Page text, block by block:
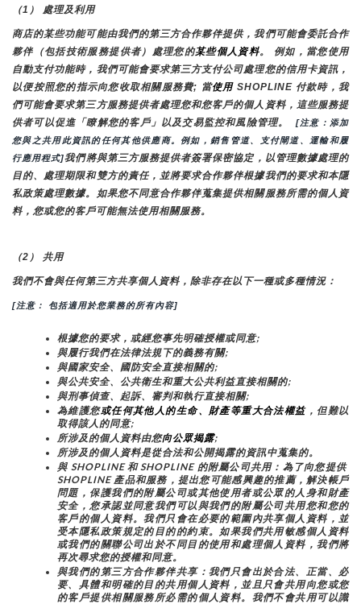
（1） 處理及利用
商店的某些功能可能由我們的第三方合作夥伴提供，我們可能會委託合作
夥伴（包括技術服務提供者）處理您的某些個人資料。 例如，當您使用
自動支付功能時，我們可能會要求第三方支付公司處理您的信用卡資訊，
以便按照您的指示向您收取相關服務費; 當使用 SHOPLINE 付款時，我
們可能會要求第三方服務提供者處理您和您客戶的個人資料，這些服務提
供者可以促進「瞭解您的客戶」以及交易監控和風險管理。
[注意：添加
您與之共用此資訊的任何其他供應商。例如，銷售管道、支付閘道、運輸和履
行應用程式]我們將與第三方服務提供者簽署保密協定，以管理數據處理的
目的、處理期限和雙方的責任，並將要求合作夥伴根據我們的要求和本隱
私政策處理數據。如果您不同意合作夥伴蒐集提供相關服務所需的個人資
料，您或您的客戶可能無法使用相關服務。
（2） 共用
我們不會與任何第三方共享個人資料，除非存在以下一種或多種情況：
[注意： 包括適用於您業務的所有內容]
根據您的要求，或經您事先明確授權或同意;
與履行我們在法律法規下的義務有關;
與國家安全、國防安全直接相關的;
與公共安全、公共衛生和重大公共利益直接相關的;
與刑事偵查、起訴、審判和執行直接相關;
為維護您或任何其他人的生命、財產等重大合法權益，但難以
取得該人的同意;
所涉及的個人資料由您向公眾揭露;
所涉及的個人資料是從合法和公開揭露的資訊中蒐集的。
與 SHOPLINE 和 SHOPLINE 的附屬公司共用：為了向您提供
SHOPLINE 產品和服務，提出您可能感興趣的推薦，解決帳戶
問題，保護我們的附屬公司或其他使用者或公眾的人身和財產
安全，您承認並同意我們可以與我們的附屬公司共用您和您的
客戶的個人資料。我們只會在必要的範圍內共享個人資料，並
受本隱私政策規定的目的的約束。如果我們共用敏感個人資料
或我們的關聯公司出於不同目的使用和處理個人資料，我們將
再次尋求您的授權和同意。
與我們的第三方合作夥伴共享：我們只會出於合法、正當、必
要、具體和明確的目的共用個人資料，並且只會共用向您或您
的客戶提供相關服務所必需的個人資料。我們不會共用可以識